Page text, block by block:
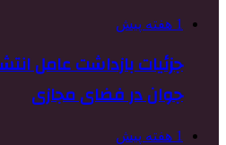
1 هفته پیش
جزئیات بازداشت عامل
جوان در فضای مجازی
1 هفته پیش